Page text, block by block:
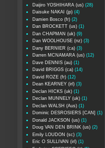
Daijiro YOSHIHARA (us) (28)
Daisuke NAKAI (jp) (4)
Damien Bosco (fr) (2)
Dan BROCKETT (us) (1)
Dan CHAPMAN (uk) (9)
Dan WOOLHOUSE (nz) (3)
Dany BERNIER (ca) (3)
Darren MCNAMARA (us) (12)
Dave DENNIS (au) (1)
David BRIGGS (ca) (14)
David ROZE (fr) (12)
Dean KEARNEY (irl) (3)
Declan HICKS (uk) (1)
Declan MUNNELY (uk) (1)
Declan WALSH (Aus) (1)
Dominic DESROSIERS [CAN] (1)
Donald JACKSON (us) (1)
Doug VAN DEN BRINK (us) (2)
Emily LOUDON (sc) (3)
Eric O SULLIVAN (irl) (1)